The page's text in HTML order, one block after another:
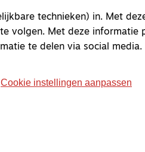
technieken) in. Met
volgen. Met deze informatie
te delen via social media.
Cookie instellingen aanpassen